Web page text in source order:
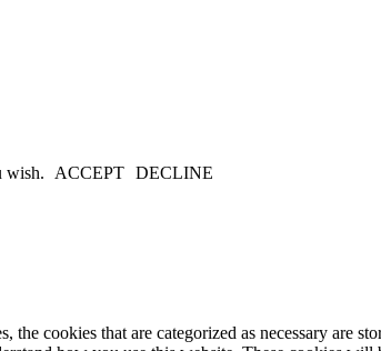
wish. ACCEPT DECLINE
cookies that are categorized as necessary are